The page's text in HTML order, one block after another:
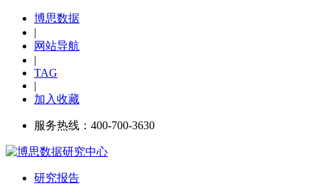
博思数据
|
网站导航
|
TAG
|
加入收藏
服务热线：400-700-3630
研究报告